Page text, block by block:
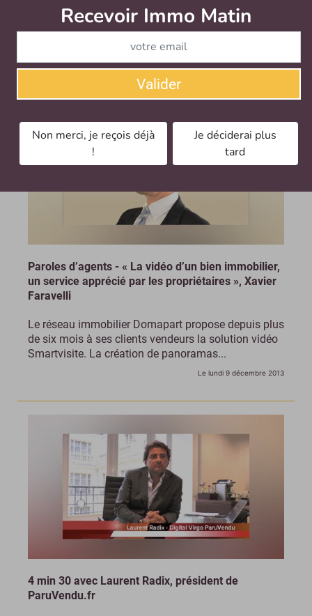
sur le marché immobilier. C’est en tout cas ce qui
ressort d’un sondage Internet réalisé par BePrem’s,
spécialiste de la gestion de dossiers locataires...
Paroles d’agents - « La vidéo d’un bien immobilier,
un service apprécié par les propriétaires », Xavier
Faravelli
Le réseau immobilier Domapart propose depuis plus
de six mois à ses clients vendeurs la solution vidéo
Smartvisite. La création de panoramas...
Le lundi 9 décembre 2013
4 min 30 avec Laurent Radix, président de
ParuVendu.fr
Recevoir Immo Matin
Valider
Non merci, je reçois déjà
!
Je déciderai plus
tard